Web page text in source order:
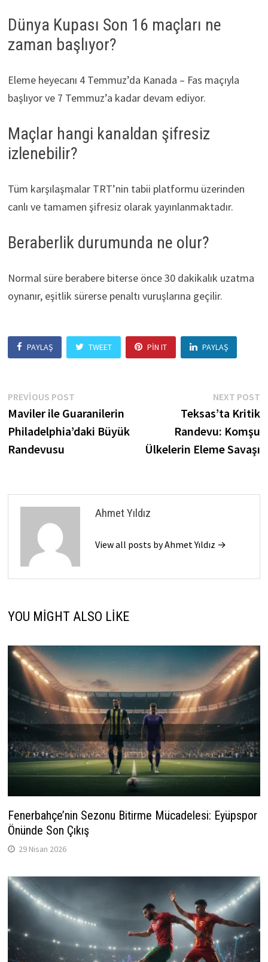
Dünya Kupası Son 16 maçları ne
zaman başlıyor?
Eleme heyecanı 4 Temmuz’da Kanada – Fas maçıyla
başlıyor ve 7 Temmuz’a kadar devam ediyor.
Maçlar hangi kanaldan şifresiz
izlenebilir?
Tüm karşılaşmalar TRT’nin tabii platformu üzerinden
canlı ve tamamen şifresiz olarak yayınlanmaktadır.
Beraberlik durumunda ne olur?
Normal süre berabere biterse önce 30 dakikalık uzatma
oynanır, eşitlik sürerse penaltı vuruşlarına geçilir.
PAYLAŞ TWEET PIN IT PAYLAŞ
Yazı
gezinmesi
PREVIOUS POSTPrevious
post:
Maviler ile Guaranilerin
Philadelphia’daki Büyük
Randevusu
NEXT POST
Teksas’ta Kritik
Randevu: Komşu
Ülkelerin Eleme Savaşı
Ahmet Yıldız
View all posts by Ahmet Yıldız →
YOU MIGHT ALSO LIKE
Fenerbahçe’nin Sezonu Bitirme Mücadelesi: Eyüpspor
Önünde Son Çıkış
29 Nisan 2026